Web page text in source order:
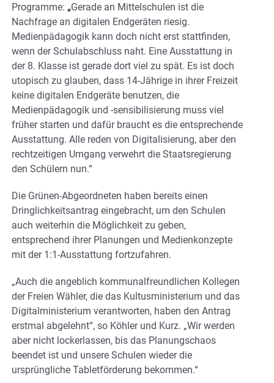
Programme: „Gerade an Mittelschulen ist die
Nachfrage an digitalen Endgeräten riesig.
Medienpädagogik kann doch nicht erst stattfinden,
wenn der Schulabschluss naht. Eine Ausstattung in
der 8. Klasse ist gerade dort viel zu spät. Es ist doch
utopisch zu glauben, dass 14-Jährige in ihrer Freizeit
keine digitalen Endgeräte benutzen, die
Medienpädagogik und -sensibilisierung muss viel
früher starten und dafür braucht es die entsprechende
Ausstattung. Alle reden von Digitalisierung, aber den
rechtzeitigen Umgang verwehrt die Staatsregierung
den Schülern nun.“
Die Grünen-Abgeordneten haben bereits einen
Dringlichkeitsantrag eingebracht, um den Schulen
auch weiterhin die Möglichkeit zu geben,
entsprechend ihrer Planungen und Medienkonzepte
mit der 1:1-Ausstattung fortzufahren.
„Auch die angeblich kommunalfreundlichen Kollegen
der Freien Wähler, die das Kultusministerium und das
Digitalministerium verantworten, haben den Antrag
erstmal abgelehnt“, so Köhler und Kurz. „Wir werden
aber nicht lockerlassen, bis das Planungschaos
beendet ist und unsere Schulen wieder die
ursprüngliche Tabletförderung bekommen.“